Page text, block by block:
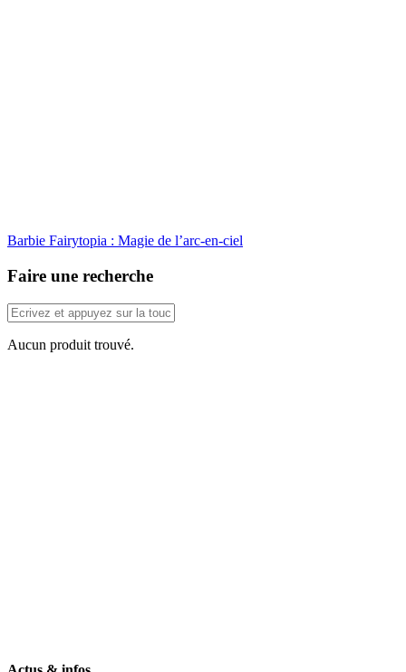
Barbie Fairytopia : Magie de l’arc-en-ciel
Faire une recherche
Aucun produit trouvé.